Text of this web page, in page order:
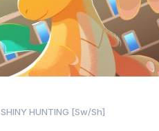
SHINY HUNTING [Sw/Sh]